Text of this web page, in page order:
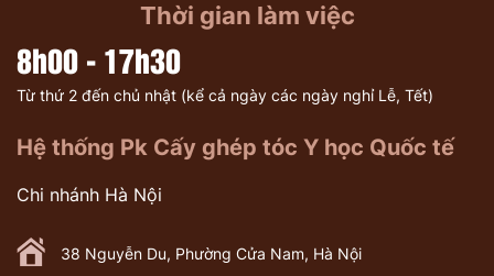
Thời gian làm việc
8h00 - 17h30
Từ thứ 2 đến chủ nhật (kể cả ngày các ngày nghỉ Lễ, Tết)
Hệ thống Pk Cấy ghép tóc Y học Quốc tế
Chi nhánh Hà Nội
38 Nguyễn Du, Phường Cửa Nam, Hà Nội